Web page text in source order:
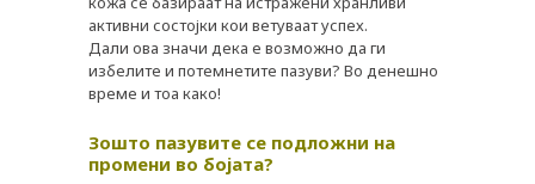
активни состојки кои ветуваат успех.
Дали ова значи дека е возможно да ги
избелите и потемнетите пазуви? Во денешно
време и тоа како!
Зошто пазувите се подложни на
промени во бојата?